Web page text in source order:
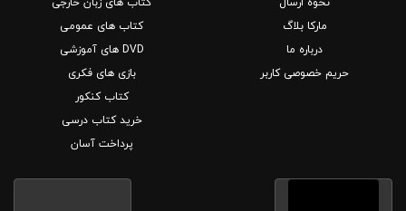
مارکا بلاگ
درباره ما
حریم خصوصی کاربر
کتاب های عمومی
DVD های آموزشی
بازی های فکری
کتاب کنکور
خرید کتاب درسی
پرداخت آسان